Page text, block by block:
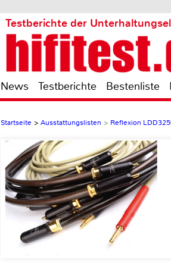
Testberichte der
News Testberichte Bestenliste
Startseite > Ausstattungslisten > Reflexion